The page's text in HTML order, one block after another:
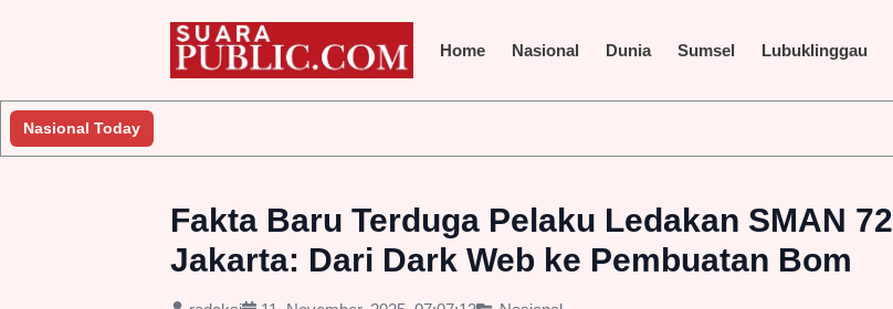
Home Nasional Dunia Sumsel Lubuklinggau
Nasional Today
Penyelidikan
Fakta Baru Terduga Pelaku Ledakan SMAN 72
Jakarta: Dari Dark Web ke Pembuatan Bom